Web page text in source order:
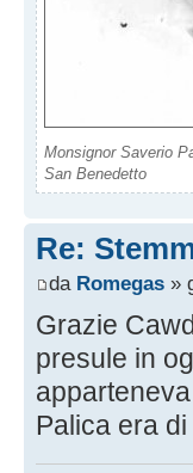
Monsignor Saverio
San Benedetto
Re:
da Romegas »
Grazie
presule in
Palica era